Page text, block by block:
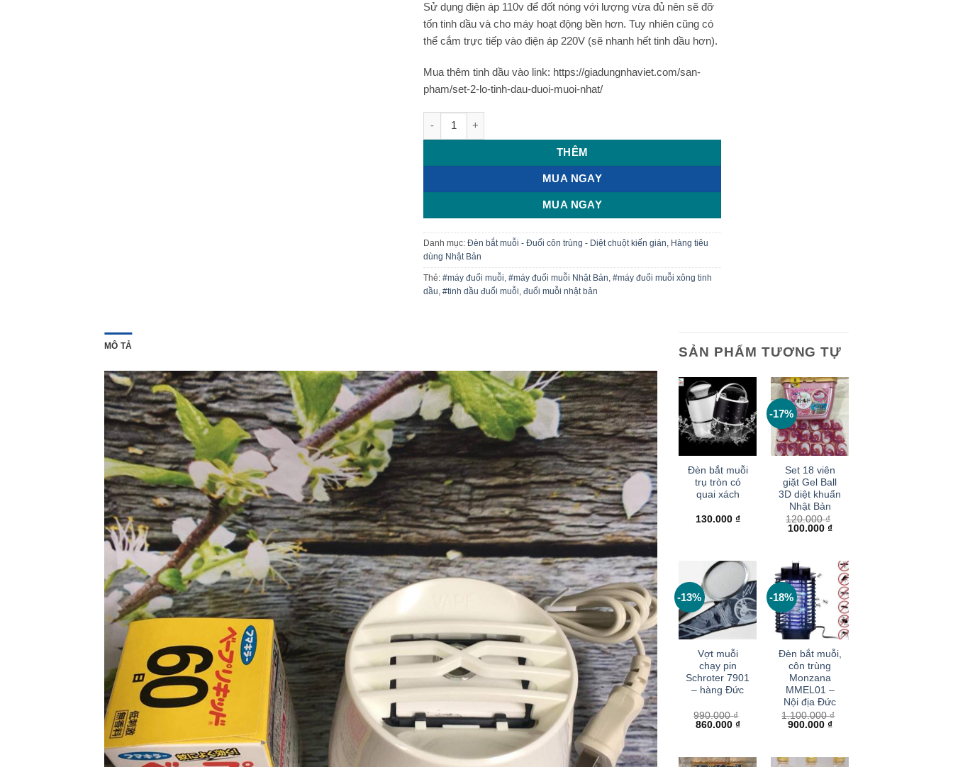
Sử dụng điện áp 110v để đốt nóng với lượng vừa đủ nên sẽ đỡ
tốn tinh dầu và cho máy hoạt động bền hơn. Tuy nhiên cũng có
thể cắm trực tiếp vào điện áp 220V (sẽ nhanh hết tinh dầu hơn).
Mua thêm tinh dầu vào link: https://giadungnhaviet.com/san-
pham/set-2-lo-tinh-dau-duoi-muoi-nhat/
Máy đuổi muỗi xông tinh dầu Nhật Bản số lượng
THÊM
MUA NGAY
MUA NGAY
Danh mục: Đèn bắt muỗi - Đuổi côn trùng - Diệt chuột kiến gián, Hàng tiêu
dùng Nhật Bản
Thẻ: #máy đuổi muỗi, #máy đuổi muỗi Nhật Bản, #máy đuổi muỗi xông tinh
dầu, #tinh dầu đuổi muỗi, đuổi muỗi nhật bản
MÔ TẢ SẢN PHẨM TƯƠNG TỰ
+
Đèn bắt muỗi
trụ tròn có
quai xách
130.000 ₫
-17%
+
Set 18 viên
giặt Gel Ball
3D diệt khuẩn
Nhật Bản
120.000₫
Giá
100.000 ₫Giá
100.000 ₫.
-13%
+
Vợt muỗi
chạy pin
Schroter 7901
– hàng Đức
990.000₫
Giá
860.000 ₫Giá
860.000 ₫.
-18%
+
Đèn bắt muỗi,
côn trùng
Monzana
MMEL01 –
Nội địa Đức
1.100.000₫
Giá
900.000 ₫Giá
900.000 ₫.